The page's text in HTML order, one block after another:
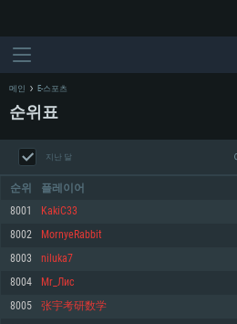
메인 E-스포츠
순위표
지난 달
순위 플레이어
8001 KakiC33
8002 MornyeRabbit
8003 niluka7
8004 Mr_Лис
8005 张宇考研数学